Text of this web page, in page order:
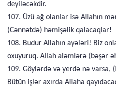
deyiləcəkdir.
107. Üzü ağ olanlar isə Allahın
(Cənnətdə) həmişəlik qalacaqlar!
108. Budur Allahın ayələri! Biz
oxuyuruq. Allah aləmlərə (bəşər
109. Göylərdə və yerdə nə varsa,
Bütün işlər axırda Allaha